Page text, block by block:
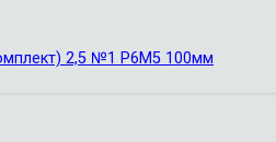
2,5 №1 Р6М5 100мм